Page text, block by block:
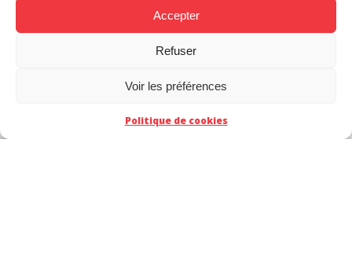
Accepter
Refuser
Voir les préférences
Politique de cookies
SUIVEZ-NOUS SUR
Tweets
marketing et activer ce contenu